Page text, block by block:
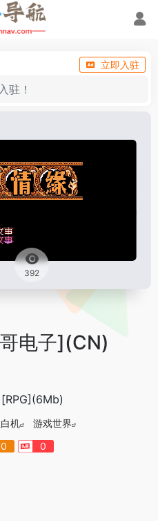
立即入驻
驻！
392
电子](CN)
机
游戏世界
0 0